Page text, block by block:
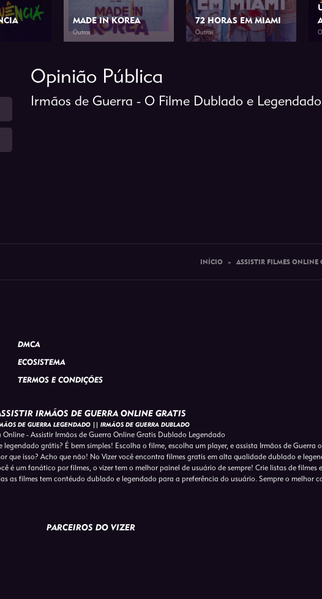
MADE IN KOREA
Outros
72 HORAS EM MIAMI
Outros
Opinião Pública
Irmãos de Guerra - O Filme Dublado e Legendado
INÍCIO » ASSISTIR FILMES ONLINE
DMCA
ECOSISTEMA
TERMOS E CONDIÇÕES
IRMÃOS DE GUERRA ONLINE GRATIS
DE GUERRA LEGENDADO || IRMÃOS DE GUERRA DUBLADO
Online - Assistir Irmãos de Guerra Online Gratis Dublado Legendado
grátis? É bem simples! Escolha o filme, escolha um player, e assista Irmãos de Guerra
que isso? Acho que não! No Vizer você encontra filmes gratis em alta qualidade dublado e
é um fanático por filmes, o vizer tem o melhor painel de usuário de sempre! Crie listas de filmes
as filmes tem contéudo dublado e legendado para a preferência do usuário. Sempre o melhor
PARCEIROS DO VIZER